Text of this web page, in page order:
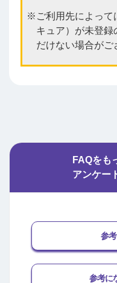
ご利用先によっ
キュア）が未登録
だけない場合がご
FAQをも
アンケー
参
参考に